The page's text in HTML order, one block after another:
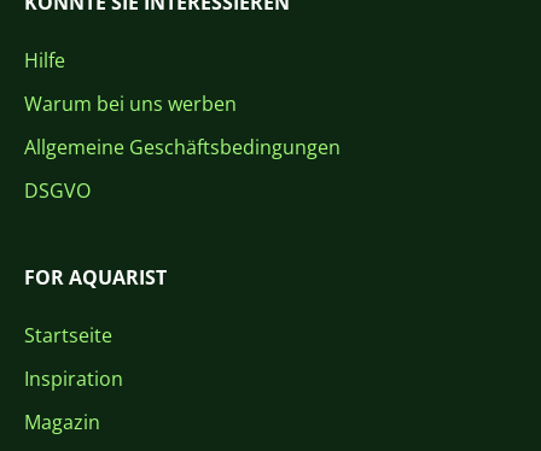
Hilfe
Warum bei uns werben
Allgemeine Geschäftsbedingungen
DSGVO
FOR AQUARIST
Startseite
Inspiration
Magazin